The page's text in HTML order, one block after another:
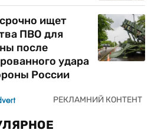
ищет
ПВО для
после
удара
России